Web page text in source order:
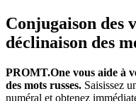
Conjugaison des
déclinaison des
PROMT.One vous aide à
des mots russes. Saisissez
numéral et obtenez